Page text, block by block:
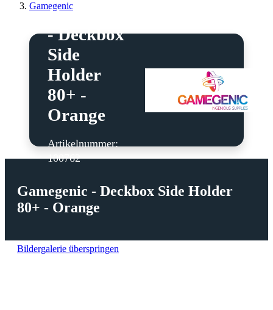
Gamegenic
Gamegenic
- Deckbox
Side
Holder
80+ -
Orange
Artikelnummer:
100762
Gamegenic - Deckbox Side Holder
80+ - Orange
Bildergalerie überspringen